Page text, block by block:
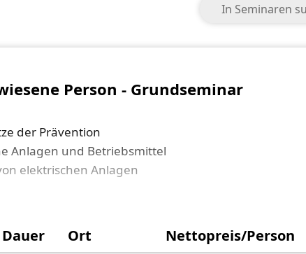
Person - Grundseminar
der Prävention
Anlagen und Betriebsmittel
elektrischen Anlagen
elektrischen Stroms
Nähe spannungsführender Teile
elektrotechnisch unterwiesene Personen
Dauer Ort Nettopreis/Person